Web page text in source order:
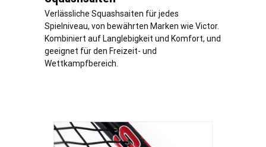
Verlässliche Squashsaiten für jedes
Spielniveau, von bewährten Marken wie Victor.
Kombiniert auf Langlebigkeit und Komfort, und
geeignet für den Freizeit- und
Wettkampfbereich.